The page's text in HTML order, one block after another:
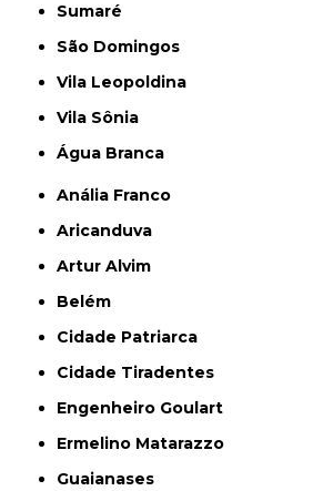
Sumaré
São Domingos
Vila Leopoldina
Vila Sônia
Água Branca
Anália Franco
Aricanduva
Artur Alvim
Belém
Cidade Patriarca
Cidade Tiradentes
Engenheiro Goulart
Ermelino Matarazzo
Guaianases